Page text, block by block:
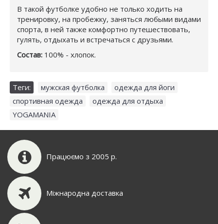
В такой футболке удобно не только ходить на
тренировку, на пробежку, заняться любыми видами
спорта, в ней также комфортно путешествовать,
гулять, отдыхать и встречаться с друзьями.
Состав: 100% - хлопок.
Теги: мужская футболка одежда для йоги
спортивная одежда
одежда для отдыха
YOGAMANIA
Працюємо з 2005 р.
Міжнародна доставка